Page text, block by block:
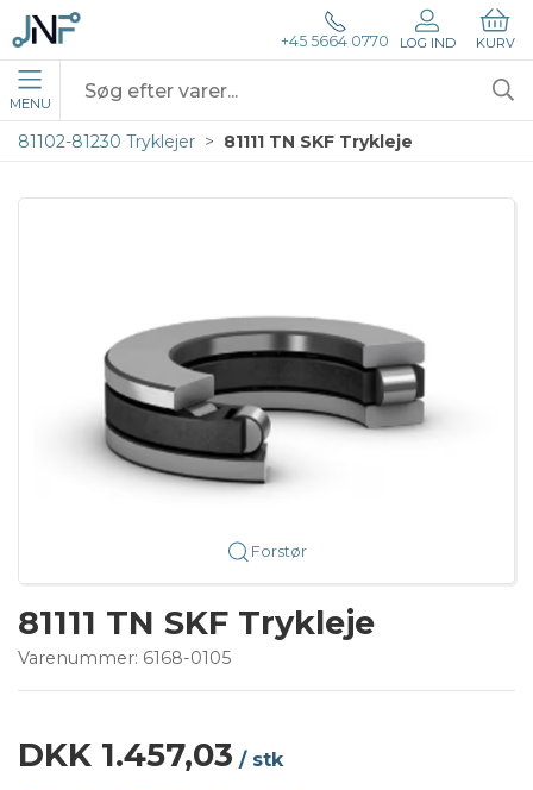
+45 5664 0770 LOG IND KURV
MENU
81102-81230 Tryklejer 81111 TN SKF Trykleje
Forstør
81111 TN SKF Trykleje
Varenummer: 6168-0105
DKK 1.457,03 / stk